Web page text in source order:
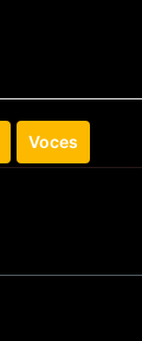
Voces